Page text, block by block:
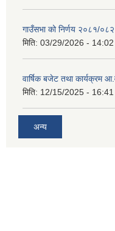
गाउँसभा को निर्णय २०८१/०८२
मिति: 03/29/2026 - 14:02
वार्षिक बजेट तथा कार्यक्रम
मिति: 12/15/2025 - 16:41
अन्य